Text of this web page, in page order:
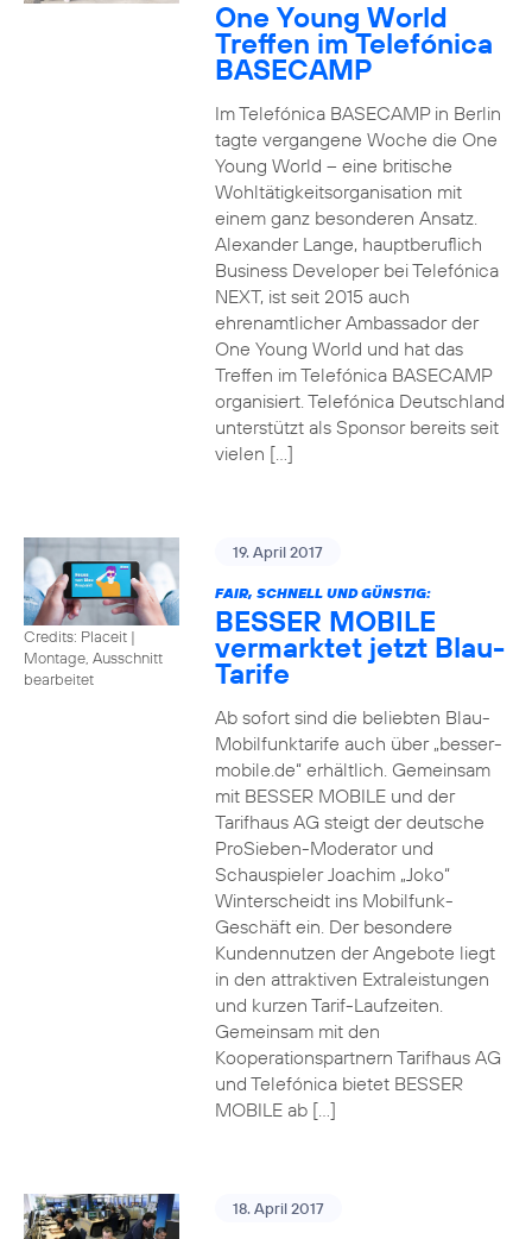
One Young World
Treffen im Telefónica
BASECAMP
Im Telefónica BASECAMP in Berlin
tagte vergangene Woche die One
Young World – eine britische
Wohltätigkeitsorganisation mit
einem ganz besonderen Ansatz.
Alexander Lange, hauptberuflich
Business Developer bei Telefónica
NEXT, ist seit 2015 auch
ehrenamtlicher Ambassador der
One Young World und hat das
Treffen im Telefónica BASECAMP
organisiert. Telefónica Deutschland
unterstützt als Sponsor bereits seit
vielen […]
Credits: Placeit |
Montage, Ausschnitt
bearbeitet
19. April 2017
FAIR, SCHNELL UND GÜNSTIG:
BESSER MOBILE
vermarktet jetzt Blau-
Tarife
Ab sofort sind die beliebten Blau-
Mobilfunktarife auch über „besser-
mobile.de“ erhältlich. Gemeinsam
mit BESSER MOBILE und der
Tarifhaus AG steigt der deutsche
ProSieben-Moderator und
Schauspieler Joachim „Joko“
Winterscheidt ins Mobilfunk-
Geschäft ein. Der besondere
Kundennutzen der Angebote liegt
in den attraktiven Extraleistungen
und kurzen Tarif-Laufzeiten.
Gemeinsam mit den
Kooperationspartnern Tarifhaus AG
und Telefónica bietet BESSER
MOBILE ab […]
18. April 2017